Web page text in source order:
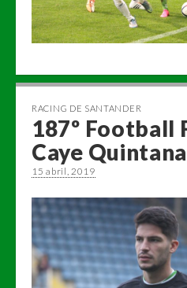
RACING DE SANTANDER
187º Football
Caye Quintana
15 abril, 2019